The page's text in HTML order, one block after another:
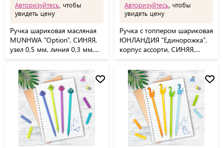
Авторизуйтесь , чтобы
увидеть цену
Ручка шариковая масляная
MUNHWA "Option", СИНЯЯ,
узел 0,5 мм, линия 0,3 мм,
Авторизуйтесь , чтобы
увидеть цену
Ручка с топпером шариковая
ЮНЛАНДИЯ "Единорожка",
корпус ассорти, СИНЯЯ,
143806